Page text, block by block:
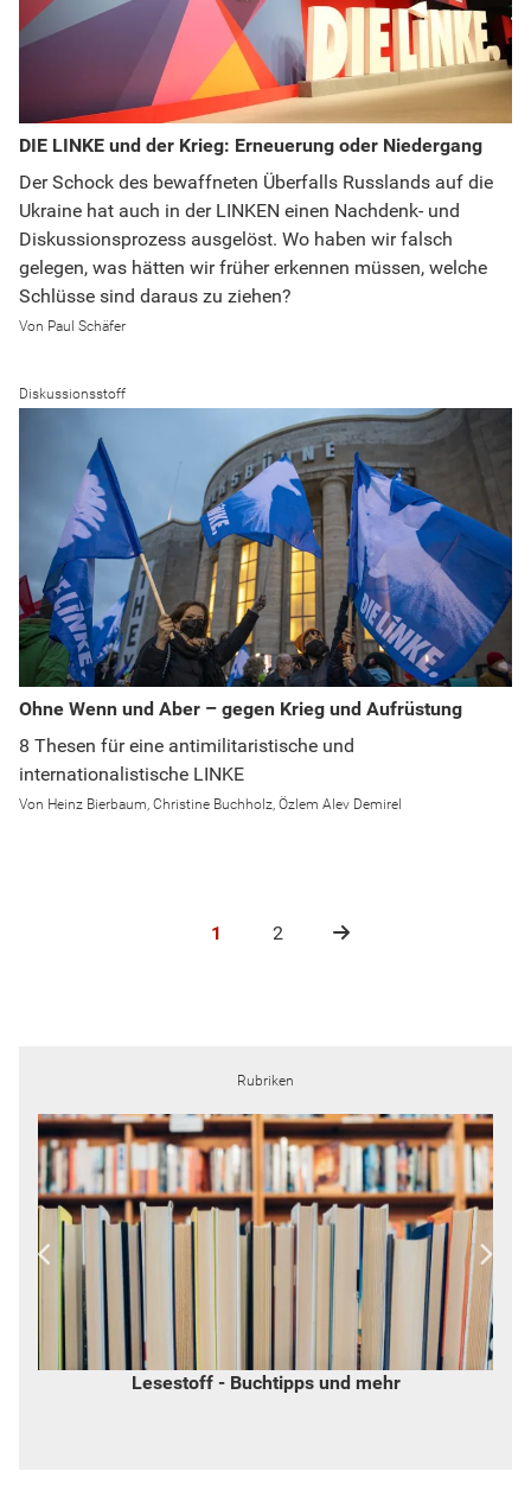
DIE LINKE und der Krieg: Erneuerung oder Niedergang
Der Schock des bewaffneten Überfalls Russlands auf die
Ukraine hat auch in der LINKEN einen Nachdenk- und
Diskussionsprozess ausgelöst. Wo haben wir falsch
gelegen, was hätten wir früher erkennen müssen, welche
Schlüsse sind daraus zu ziehen?
Paul Schäfer
Diskussionsstoff
Ohne Wenn und Aber – gegen Krieg und Aufrüstung
8 Thesen für eine antimilitaristische und
internationalistische LINKE
Heinz Bierbaum Christine Buchholz Özlem Alev Demirel
1 2
Rubriken
Lesestoff - Buchtipps und mehr